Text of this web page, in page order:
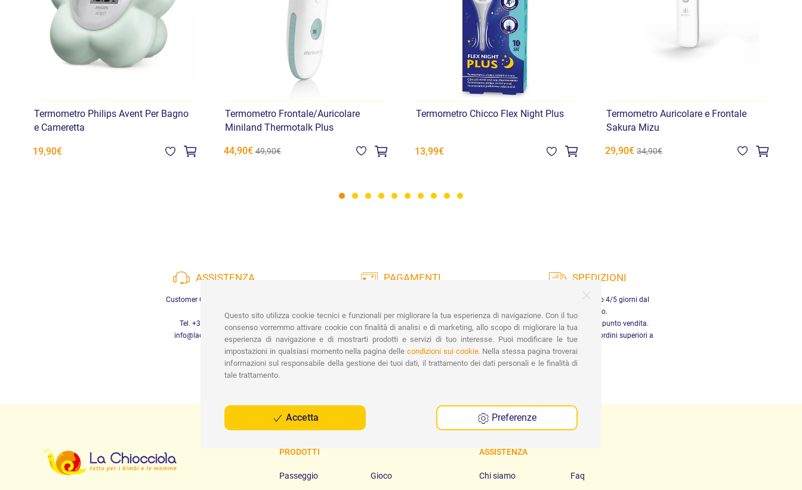
Termometro Philips Avent Per Bagno
e Cameretta
19,90€
Termometro Frontale/Auricolare
Miniland Thermotalk Plus
44,90€ 49,90€
Termometro Chicco Flex Night Plus
13,99€
Termometro Auricolare e Frontale
Sakura Mizu
29,90€ 34,90€
ASSISTENZA
Customer Care a disposizione
Tel. +39 3452280233
info@lachiocciolababy.it
PAGAMENTI
Carte di Credito, Bonifico, PayPal e
Contrassegno.
SPEDIZIONI
Consegna in Italia entro 4/5 giorni dal
pagamento.
Ritiro gratuito presso il punto vendita.
Spedizione gratuita per ordini superiori a
29,90 €
PRODOTTI
Passeggio
Gioco
ASSISTENZA
Chi siamo
Faq
Questo sito utilizza cookie tecnici e funzionali per migliorare la tua esperienza di navigazione. Con il tuo
consenso vorremmo attivare cookie con finalità di analisi e di marketing, allo scopo di migliorare la tua
esperienza di navigazione e di mostrarti prodotti e servizi di tuo interesse. Puoi modificare le tue
impostazioni in qualsiasi momento nella pagina delle condizioni sui cookie.Nella stessa pagina troverai
informazioni sul responsabile della gestione dei tuoi dati, il trattamento dei dati personali e le finalità di
tale trattamento.
Accetta Preferenze